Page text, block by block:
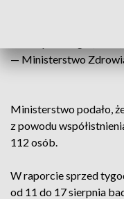
— Ministerstwo
Ministerstwo podało,
z powodu
112 osób.
W raporcie sprzed
od 11 do 17 sierpnia